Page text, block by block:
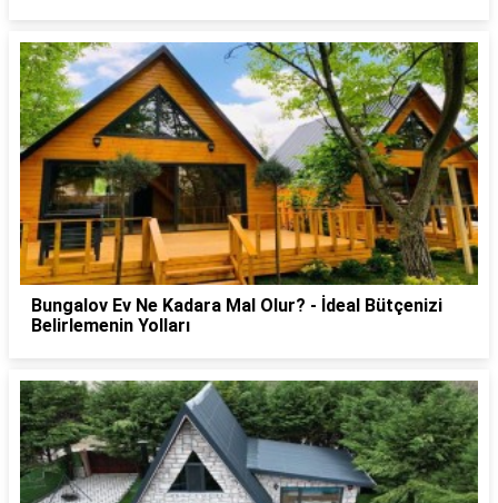
Bungalov Ev Ne Kadara Mal Olur? - İdeal Bütçenizi
Belirlemenin Yolları